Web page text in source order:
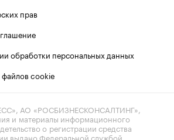
прав
обработки персональных данных
cookie
АО «РОСБИЗНЕСКОНСАЛТИНГ»,
и материалы информационного
о регистрации средства
выдано Федеральной службой